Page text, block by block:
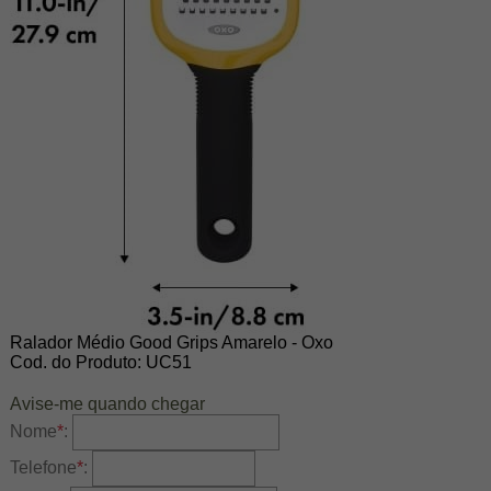
Ralador Médio Good Grips Amarelo - Oxo
Cod. do Produto: UC51
Avise-me quando chegar
Nome*:
Telefone*: